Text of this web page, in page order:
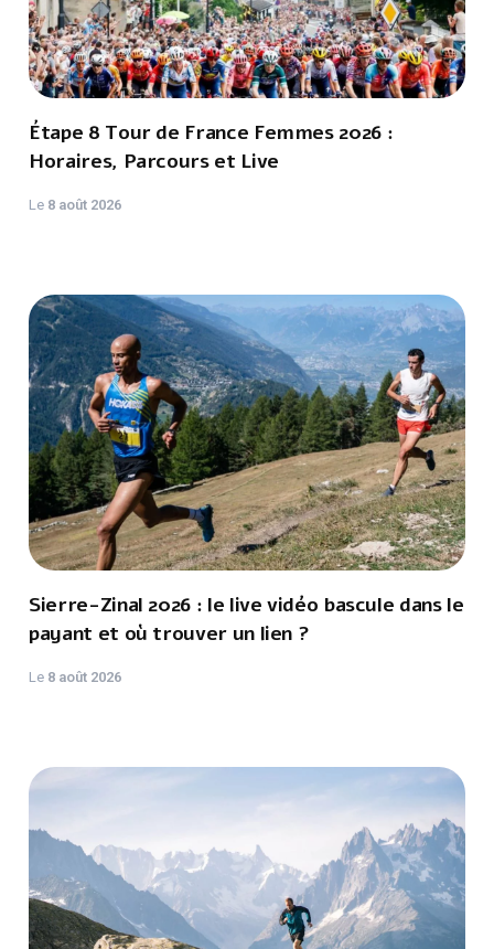
Étape 8 Tour de France Femmes 2026 :
Horaires, Parcours et Live
Le 8 août 2026
Sierre-Zinal 2026 : le live vidéo bascule dans le
payant et où trouver un lien ?
Le 8 août 2026